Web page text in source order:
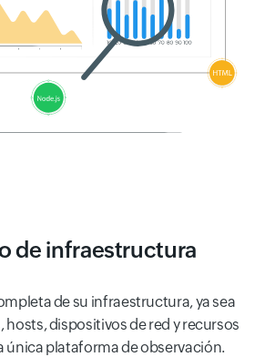
de infraestructura
de su infraestructura, ya sea
, hosts, dispositivos de red y recursos
única plataforma de observación.